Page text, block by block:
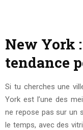
New York
tendance
Si tu cherches une
York est l’une des
ne repose pas sur un
le temps, avec des